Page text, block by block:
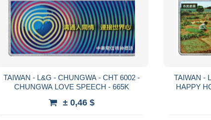
TAIWAN - L&G - CHUNGWA - CHT 6002 -
CHUNGWA LOVE SPEECH - 665K
± 0,46 $
TAIWAN -
HAPPY